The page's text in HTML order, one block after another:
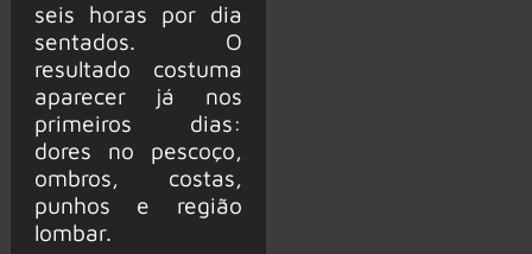
seis horas por dia
sentados. O
resultado costuma
aparecer já nos
primeiros dias:
dores no pescoço,
ombros, costas,
punhos e região
lombar.